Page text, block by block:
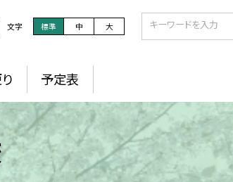
文字 標準 中 大
予定表